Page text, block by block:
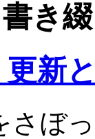
き
更新
ぼ